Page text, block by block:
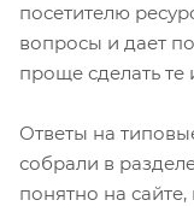
посетителю
вопросы и дает
проще сделать
Ответы на
собрали в
понятно на сайте,